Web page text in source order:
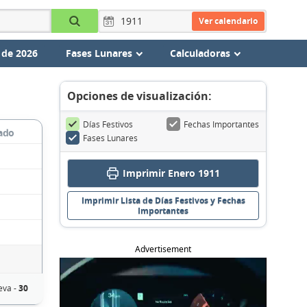
Ver calendario
2026 Fases Lunares Calculadoras
-30
Opciones de visualización:
Días Festivos
Fechas Importantes
Fases Lunares
Imprimir Enero 1911
Imprimir Lista de Días Festivos y Fechas
Importantes
Advertisement